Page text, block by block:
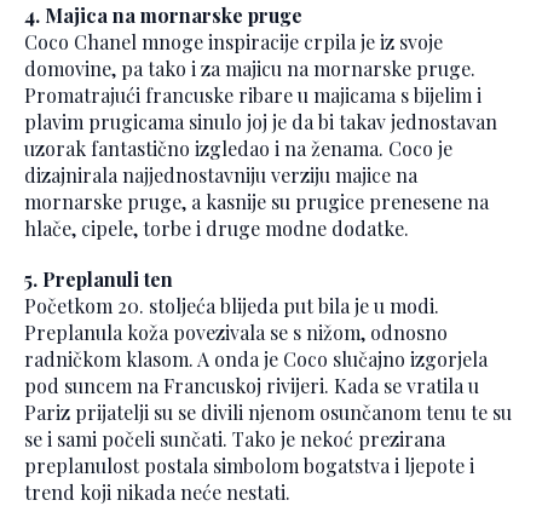
4. Majica na mornarske pruge
Coco Chanel mnoge inspiracije crpila je iz svoje
domovine, pa tako i za majicu na mornarske pruge.
Promatrajući francuske ribare u majicama s bijelim i
plavim prugicama sinulo joj je da bi takav jednostavan
uzorak fantastično izgledao i na ženama. Coco je
dizajnirala najjednostavniju verziju majice na
mornarske pruge, a kasnije su prugice prenesene na
hlače, cipele, torbe i druge modne dodatke.
5. Preplanuli ten
Početkom 20. stoljeća blijeda put bila je u modi.
Preplanula koža povezivala se s nižom, odnosno
radničkom klasom. A onda je Coco slučajno izgorjela
pod suncem na Francuskoj rivijeri. Kada se vratila u
Pariz prijatelji su se divili njenom osunčanom tenu te su
se i sami počeli sunčati. Tako je nekoć prezirana
preplanulost postala simbolom bogatstva i ljepote i
trend koji nikada neće nestati.